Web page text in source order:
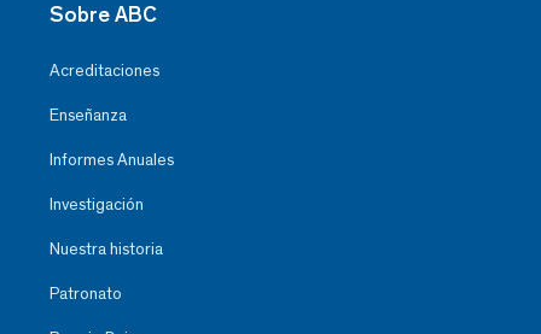
Sobre ABC
Acreditaciones
Enseñanza
Informes Anuales
Investigación
Nuestra historia
Patronato